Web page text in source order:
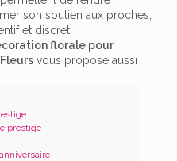
son soutien aux proches,
et discret.
florale pour
vous propose aussi
prestige